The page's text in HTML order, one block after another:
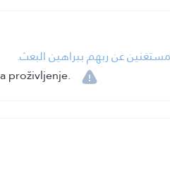
عن ربهم ببراهين البعث.
proživljenje.